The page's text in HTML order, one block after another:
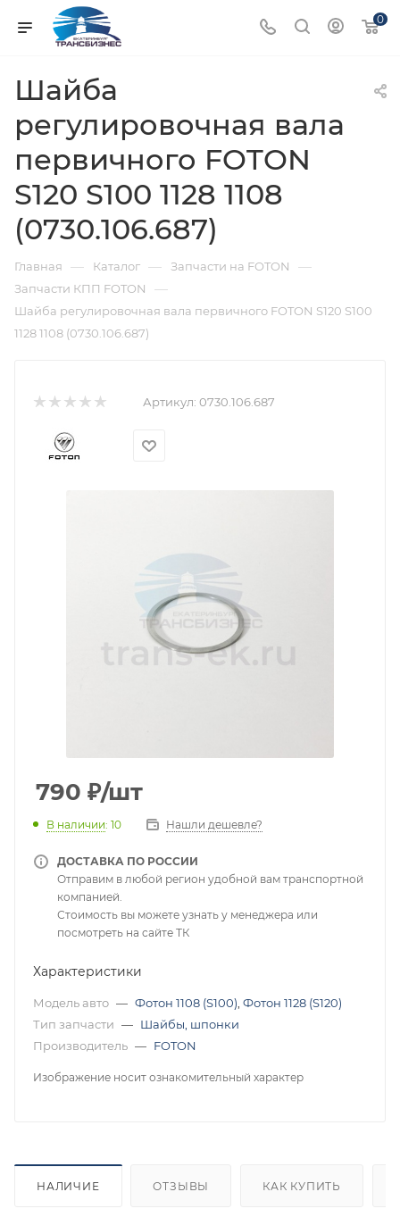
0
Шайба
регулировочная вала
первичного FOTON
S120 S100 1128 1108
(0730.106.687)
Главная — Каталог — Запчасти на FOTON —
Запчасти КПП FOTON —
Шайба регулировочная вала первичного FOTON S120 S100
1128 1108 (0730.106.687)
Артикул: 0730.106.687
790 ₽/шт
В наличии: 10 Нашли дешевле?
ДОСТАВКА ПО РОССИИ
Отправим в любой регион удобной вам транспортной
компанией.
Стоимость вы можете узнать у менеджера или
посмотреть на сайте ТК
Характеристики
Модель авто — Фотон 1108 (S100) Фотон 1128 (S120)
Тип запчасти — Шайбы, шпонки
Производитель — FOTON
Изображение носит ознакомительный характер
НАЛИЧИЕ ОТЗЫВЫ КАК КУПИТЬ